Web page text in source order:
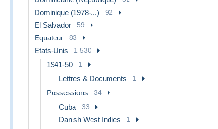
Dominique (1978-...) 92
El Salvador 59
Equateur 83
Etats-Unis 1 530
1941-50 1
Lettres & Documents 1
Possessions 34
Cuba 33
Danish West Indies 1